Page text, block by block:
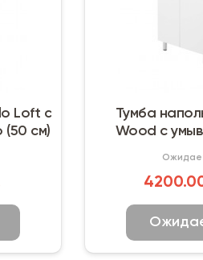
Loft с
(50 см)
Тумба
Wood с